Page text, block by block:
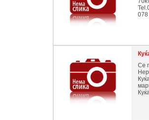
Се